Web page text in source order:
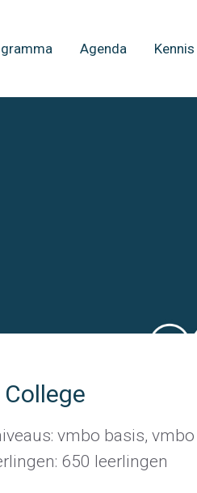
Agenda Kennis
vmbo basis,
650 leerlingen